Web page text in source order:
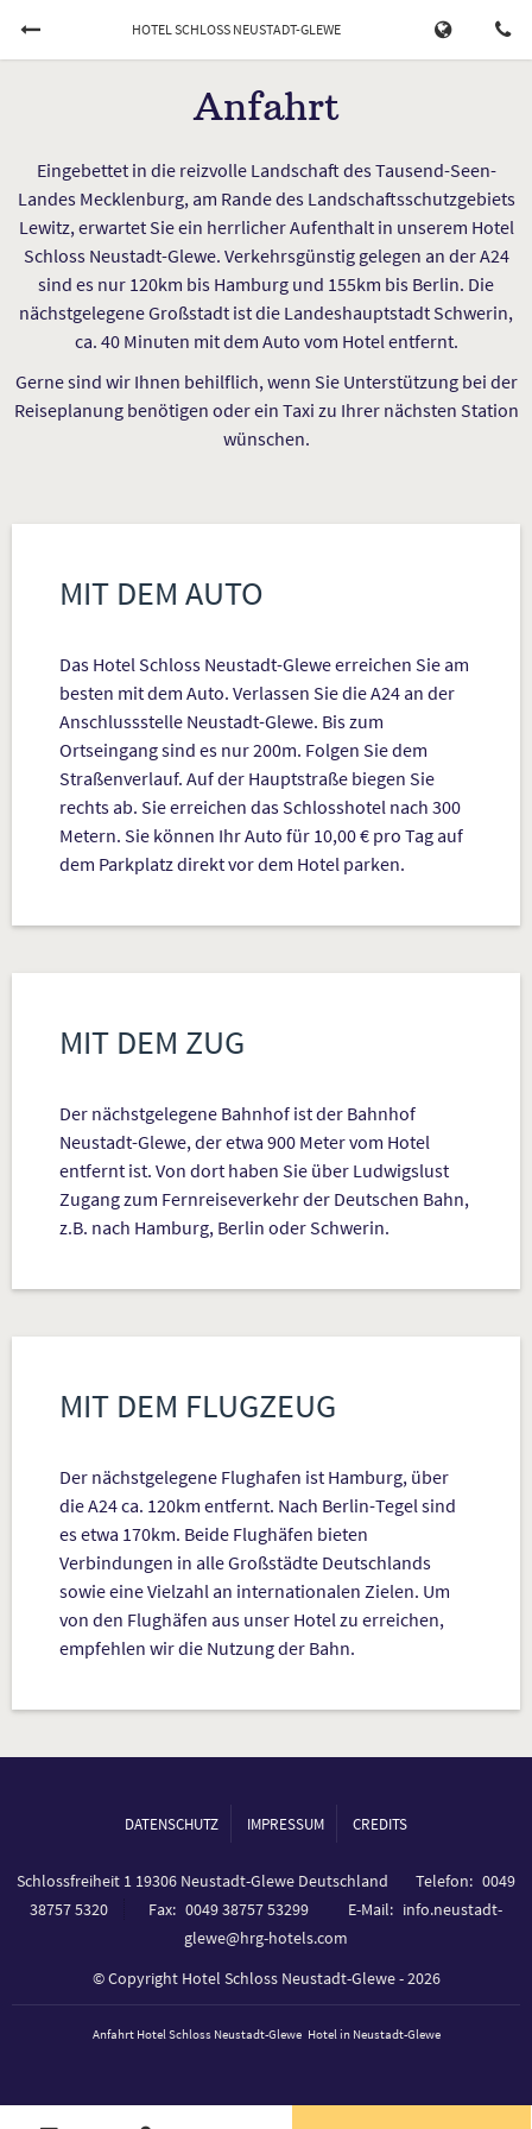
HOTEL SCHLOSS NEUSTADT-GLEWE
Jetzt buchen
09/08/2026
ERWACHSENE KINDER
Anfahrt
Eingebettet in die reizvolle Landschaft des Tausend-Seen-
Landes Mecklenburg, am Rande des Landschaftsschutzgebiets
Lewitz, erwartet Sie ein herrlicher Aufenthalt in unserem Hotel
Schloss Neustadt-Glewe. Verkehrsgünstig gelegen an der A24
sind es nur 120km bis Hamburg und 155km bis Berlin. Die
nächstgelegene Großstadt ist die Landeshauptstadt Schwerin,
ca. 40 Minuten mit dem Auto vom Hotel entfernt.
Gerne sind wir Ihnen behilflich, wenn Sie Unterstützung bei der
Reiseplanung benötigen oder ein Taxi zu Ihrer nächsten Station
wünschen.
MIT DEM AUTO
Das Hotel Schloss Neustadt-Glewe erreichen Sie am
besten mit dem Auto. Verlassen Sie die A24 an der
Anschlussstelle Neustadt-Glewe. Bis zum
Ortseingang sind es nur 200m. Folgen Sie dem
Straßenverlauf. Auf der Hauptstraße biegen Sie
rechts ab. Sie erreichen das Schlosshotel nach 300
Metern. Sie können Ihr Auto für 10,00 € pro Tag auf
dem Parkplatz direkt vor dem Hotel parken.
MIT DEM ZUG
Der nächstgelegene Bahnhof ist der Bahnhof
Neustadt-Glewe, der etwa 900 Meter vom Hotel
entfernt ist. Von dort haben Sie über Ludwigslust
Zugang zum Fernreiseverkehr der Deutschen Bahn,
z.B. nach Hamburg, Berlin oder Schwerin.
MIT DEM FLUGZEUG
Der nächstgelegene Flughafen ist Hamburg, über
die A24 ca. 120km entfernt. Nach Berlin-Tegel sind
es etwa 170km. Beide Flughäfen bieten
Verbindungen in alle Großstädte Deutschlands
sowie eine Vielzahl an internationalen Zielen. Um
von den Flughäfen aus unser Hotel zu erreichen,
empfehlen wir die Nutzung der Bahn.
DATENSCHUTZ IMPRESSUM CREDITS
Schlossfreiheit 1 19306 Neustadt-Glewe Deutschland Telefon
0049
38757 5320
Fax 0049 38757 53299 E-Mail
info.neustadt-
glewe@hrg-hotels.com
© Copyright Hotel Schloss Neustadt-Glewe - 2026
Anfahrt Hotel Schloss Neustadt-Glewe Hotel in Neustadt-Glewe